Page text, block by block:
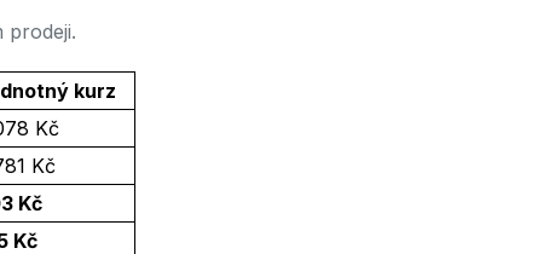
prodeji.
kurz
Kč
Kč
Kč
Kč